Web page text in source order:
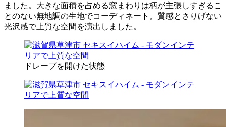
ました。 大きな面積を占める窓まわりは柄が主張しすぎるこ
とのない無地調の生地でコーディネート。 質感とさりげない
光沢感で上質な空間を演出しました。
ドレープを開けた状態